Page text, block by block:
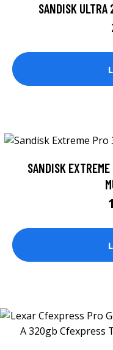
SANDISK
SANDISK